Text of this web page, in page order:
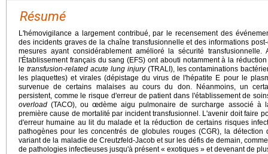
Résumé
L'hémovigilance a largement contribué, par le recensement des
des incidents graves de la chaîne transfusionnelle et des informations
mesures ayant considérablement amélioré la sécurité
l'Établissement français du sang (EFS) ont abouti notamment à la
le transfusion-related acute lung injury(TRALI), les contaminations
les plaquettes) et virales (dépistage du virus de l'hépatite E pour le
survenue de certains malaises au cours du don. Néanmoins, un
persistent, comme le risque d'erreur de patient dans l'établissement de
overload (TACO), ou œdème aigu pulmonaire de surcharge associé à
première cause de mortalité par incident transfusionnel. L'avenir doit faire
d'erreur humaine au lit du malade et la réduction de certains risques
pathogènes pour les concentrés de globules rouges (CGR), la détection
variant de la maladie de Creutzfeld-Jacob et sur les défis de demain,
de pathologies infectieuses jusqu'à présent « exotiques » et devenant de